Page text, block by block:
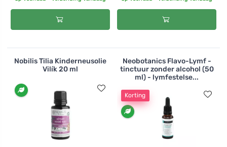
Nobilis Tilia Kinderneusolie
Vilík 20 ml
Neobotanics Flavo-Lymf -
tinctuur zonder alcohol (50
ml) - lymfestelse...
Korting